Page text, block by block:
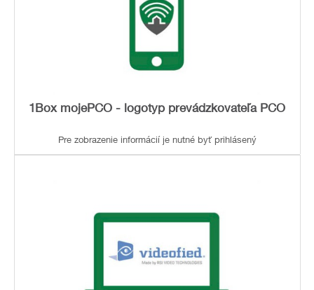
1Box mojePCO - logotyp prevádzkovateľa PCO
Pre zobrazenie informácií je nutné byť prihlásený